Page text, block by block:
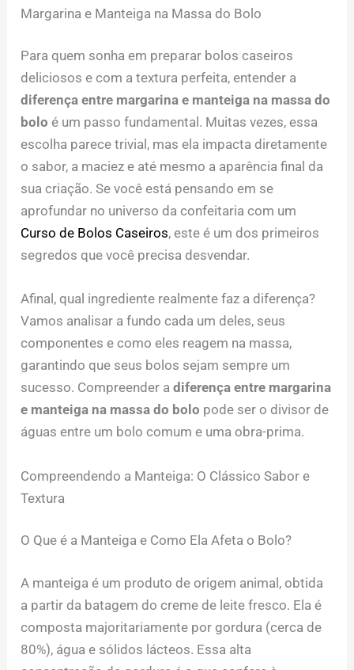
Margarina e Manteiga na Massa do Bolo
Para quem sonha em preparar bolos caseiros
deliciosos e com a textura perfeita, entender a
diferença entre margarina e manteiga na massa do
bolo é um passo fundamental. Muitas vezes, essa
escolha parece trivial, mas ela impacta diretamente
o sabor, a maciez e até mesmo a aparência final da
sua criação. Se você está pensando em se
aprofundar no universo da confeitaria com um
Curso de Bolos Caseiros, este é um dos primeiros
segredos que você precisa desvendar.
Afinal, qual ingrediente realmente faz a diferença?
Vamos analisar a fundo cada um deles, seus
componentes e como eles reagem na massa,
garantindo que seus bolos sejam sempre um
sucesso. Compreender adiferença entre margarina
e manteiga na massa do bolo pode ser o divisor de
águas entre um bolo comum e uma obra-prima.
Compreendendo a Manteiga: O Clássico Sabor e
Textura
O Que é a Manteiga e Como Ela Afeta o Bolo?
A manteiga é um produto de origem animal, obtida
a partir da batagem do creme de leite fresco. Ela é
composta majoritariamente por gordura (cerca de
80%), água e sólidos lácteos. Essa alta